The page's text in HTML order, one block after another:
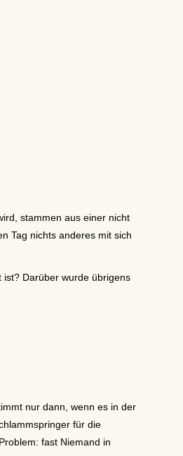
stammen aus einer nicht
Tag nichts anderes mit sich
Darüber wurde übrigens
nur dann, wenn es in der
für die
fast Niemand in